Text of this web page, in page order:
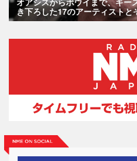
き下ろした17のアーティストと